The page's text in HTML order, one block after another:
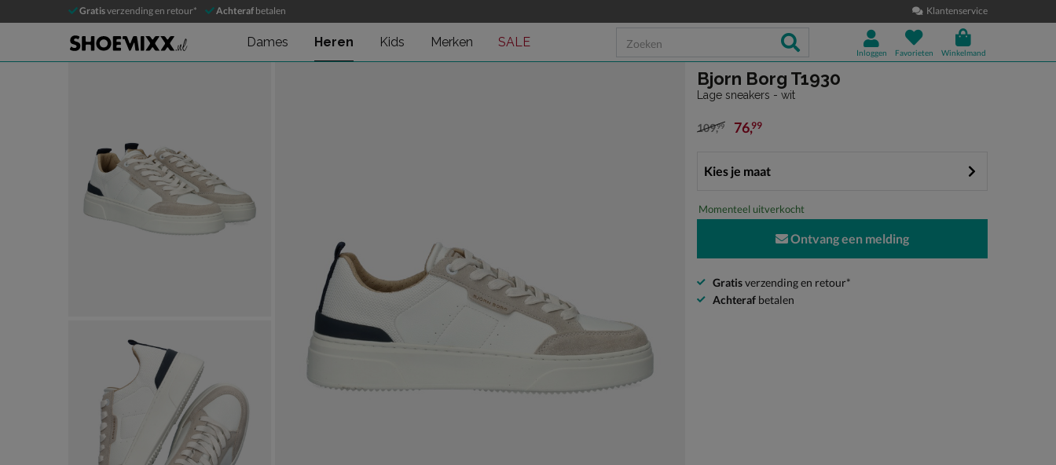
Gratisverzending en retour* Achteraf betalen Klantenservice
Dames Heren Kids Merken SALE
Inloggen Favorieten Winkelmand
Bjorn Borg T1930
Lage sneakers
Bjorn Borg T1930
Lage sneakers - wit
van € 109,99 voor € 76,99
109,99 76,99
Kies je maat
Momenteel uitverkocht
Ontvang een melding
Gratisverzending en retour*
Achteraf betalen